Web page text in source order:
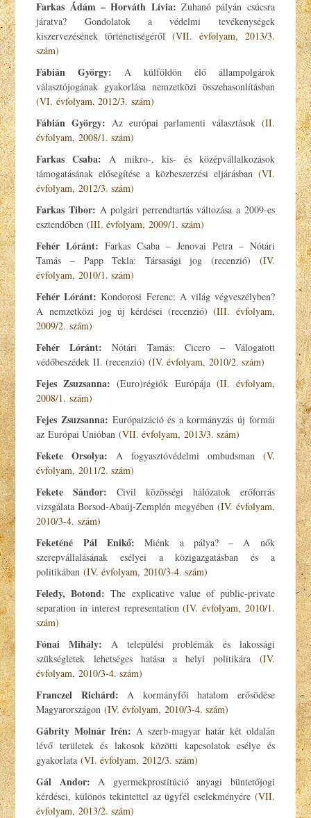
Farkas Ádám – Horváth Lívia: Zuhanó pályán csúcsra
járatva? Gondolatok a védelmi tevékenységek
kiszervezésének történetiségéről (VII. évfolyam, 2013/3.
szám)
Fábián György: A külföldön élő állampolgárok
választójogának gyakorlása nemzetközi összehasonlításban
(VI. évfolyam, 2012/3. szám)
Fábián György: Az európai parlamenti választások (II.
évfolyam, 2008/1. szám)
Farkas Csaba: A mikro-, kis- és középvállalkozások
támogatásának elősegítése a közbeszerzési eljárásban (VI.
évfolyam, 2012/3. szám)
Farkas Tibor: A polgári perrendtartás változása a 2009-es
esztendőben (III. évfolyam, 2009/1. szám)
Fehér Lóránt: Farkas Csaba – Jenovai Petra – Nótári
Tamás – Papp Tekla: Társasági jog (recenzió) (IV.
évfolyam, 2010/1. szám)
Fehér Lóránt: Kondorosi Ferenc: A világ végveszélyben?
A nemzetközi jog új kérdései (recenzió)(III. évfolyam,
2009/2. szám)
Fehér Lóránt: Nótári Tamás: Cicero – Válogatott
védőbeszédek II. (recenzió) (IV. évfolyam, 2010/2. szám)
Fejes Zsuzsanna: (Euro)régiók Európája (II. évfolyam,
2008/1. szám)
Fejes Zsuzsanna: Európaizáció és a kormányzás új formái
az Európai Unióban (VII. évfolyam, 2013/3. szám)
Fekete Orsolya: A fogyasztóvédelmi ombudsman (V.
évfolyam, 2011/2. szám)
Fekete Sándor: Civil közösségi hálózatok erőforrás
vizsgálata Borsod-Abaúj-Zemplén megyében (IV. évfolyam,
2010/3-4. szám)
Feketéné Pál Enikő: Miénk a pálya? – A nők
szerepvállalásának esélyei a közigazgatásban és a
politikában (IV. évfolyam, 2010/3-4. szám)
Feledy, Botond: The explicative value of public-private
separation in interest representation(IV. évfolyam, 2010/1.
szám)
Fónai Mihály: A települési problémák és lakossági
szükségletek lehetséges hatása a helyi politikára (IV.
évfolyam, 2010/3-4. szám)
Franczel Richárd: A kormányfői hatalom erősödése
Magyarországon (IV. évfolyam, 2010/3-4. szám)
Gábrity Molnár Irén: A szerb-magyar határ két oldalán
lévő területek és lakosok közötti kapcsolatok esélye és
gyakorlata (VI. évfolyam, 2012/3. szám)
Gál Andor: A gyermekprostitúció anyagi büntetőjogi
kérdései, különös tekintettel az ügyfél cselekményére (VII.
évfolyam, 2013/2. szám)